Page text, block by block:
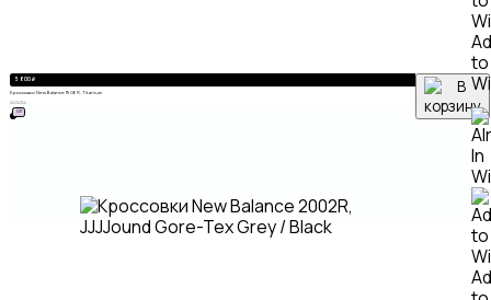
5 800₽
Кроссовки New Balance 1906R, Titanium
41424344
to
ХИТ